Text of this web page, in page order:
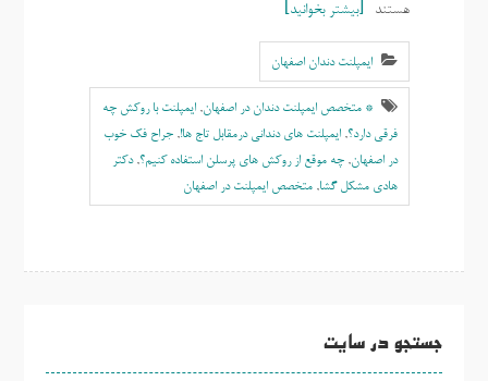
هستند
بیشتر بخوانید
ایمپلنت دندان اصفهان
* متخصص ایمپلنت دندان در اصفهان, ایمپلنت با روکش چه
فرقی دارد؟, ایمپلنت های دندانی درمقابل تاج ها!, جراح فک خوب
در اصفهان, چه موقع از روکش های پرسلن استفاده کنیم؟,دکتر
هادی مشکل گشا, متخصص ایمپلنت در اصفهان
جستجو در سایت